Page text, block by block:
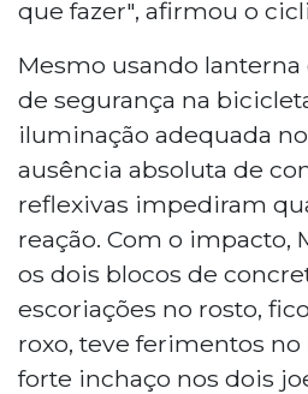
que fazer", afirmou o
Mesmo usando
de segurança na
iluminação adequada
ausência absoluta de
reflexivas impediram
reação. Com o impacto,
os dois blocos de
escoriações no rosto,
roxo, teve ferimentos no
forte inchaço nos dois